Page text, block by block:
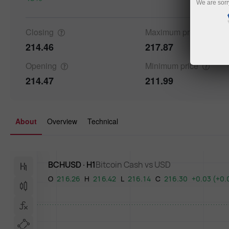
Closing
214.46
Maximum price
217.87
Opening
214.47
Minimum price
211.99
About Overview Technical
Details
We are